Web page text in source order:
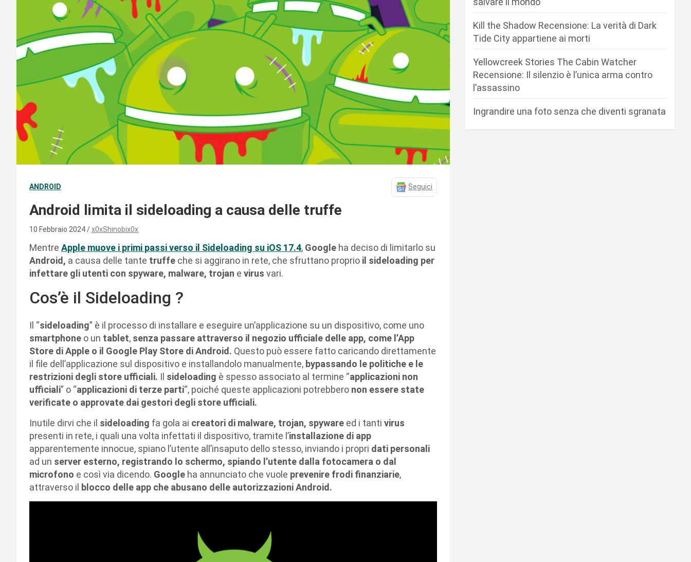
ANDROID Seguici
Android limita il sideloading a causa delle truffe
10 Febbraio 2024 x0xShinobix0x
Mentre Apple muove i primi passi verso il Sideloading su iOS 17.4, Google ha deciso di limitarlo su
Android, a causa delle tante truffe che si aggirano in rete, che sfruttano proprio il sideloading per
infettare gli utenti con spyware, malware, trojan e virus vari.
Cos’è il Sideloading ?
Il “sideloading” è il processo di installare e eseguire un’applicazione su un dispositivo, come uno
smartphone o un tablet, senza passare attraverso il negozio ufficiale delle app, come l’App
Store di Apple o il Google Play Store di Android. Questo può essere fatto caricando direttamente
il file dell’applicazione sul dispositivo e installandolo manualmente, bypassando le politiche e le
restrizioni degli store ufficiali. Il sideloading è spesso associato al termine “applicazioni non
ufficiali” o “applicazioni di terze parti“, poiché queste applicazioni potrebbero non essere state
verificate o approvate dai gestori degli store ufficiali.
Inutile dirvi che il sideloading fa gola ai creatori di malware, trojan, spyware ed i tanti virus
presenti in rete, i quali una volta infettati il dispositivo, tramite l’installazione di app
apparentemente innocue, spiano l’utente all’insaputo dello stesso, inviando i propri dati personali
ad un server esterno, registrando lo schermo, spiando l’utente dalla fotocamera o dal
microfono e così via dicendo. Google ha annunciato che vuole prevenire frodi finanziarie,
attraverso il blocco delle app che abusano delle autorizzazioni Android.
Kill the Shadow Recensione: La verità di Dark
Tide City appartiene ai morti
Yellowcreek Stories The Cabin Watcher
Recensione: Il silenzio è l’unica arma contro
l’assassino
Ingrandire una foto senza che diventi sgranata